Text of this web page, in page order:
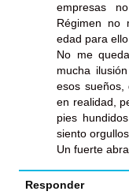
empresas
Régimen no
edad para
No me
mucha
esos
en realidad,
pies
siento
Un fuerte
Responder